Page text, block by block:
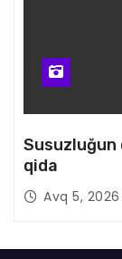
Susuzluğun
qida
Avq 5, 2026